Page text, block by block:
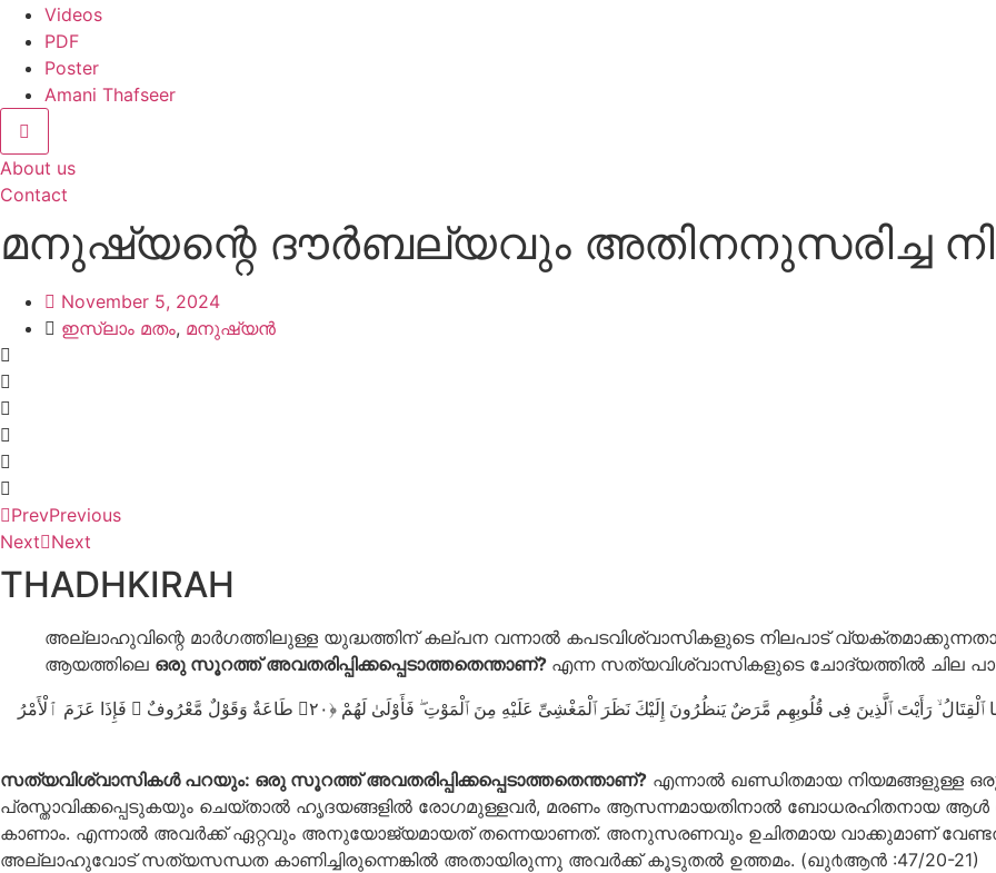
Videos
PDF
Poster
Amani Thafseer
About us
Contact
മനുഷ്യന്റെ ദൗര്‍ബല്യവും അതിനനുസരിച്ച
November 5, 2024
ഇസ്ലാം മതം, മനുഷ്യൻ
PrevPrevious
Next Next
THADHKIRAH
അല്ലാഹുവിന്റെ മാര്‍ഗത്തിലുള്ള യുദ്ധത്തിന് കല്പന വന്നാൽ കപടവിശ്വാസികളുടെ നിലപാട്
ആയത്തിലെ ഒരു സൂറത്ത് അവതരിപ്പിക്കപ്പെടാത്തതെന്താണ്‌? എന്ന സത്യവിശ്വാസികളുടെ ചോദ്യത്തിൽ ചില
وَيَقُولُ ٱلَّذِينَ ءَامَنُوا۟ لَوْلَا نُزِّلَتْ سُورَةٌ ۖ فَإِذَآ أُنزِلَتْ سُورَةٌ مُّحْكَمَةٌ وَذُكِرَ فِيهَا ٱلْقِتَالُ ۙ رَأَيْتَ ٱلَّذِينَ فِى قُلُوبِهِم مَّرَضٌ يَنظُرُونَ إِلَيْكَ نَظَرَ ٱلْمَغْشِىِّ عَلَيْهِ مِنَ ٱلْمَوْتِ ۖ فَأَوْلَىٰ لَهُمْ ‎﴿٢٠﴾‏ طَاعَةٌ وَقَوْلٌ مَّعْرُوفٌ ۚ فَإِذَا عَزَمَ ٱلْأَمْرُ
സത്യവിശ്വാസികള്‍ പറയും: ഒരു സൂറത്ത് അവതരിപ്പിക്കപ്പെടാത്തതെന്താണ്‌? എന്നാല്‍ ഖണ്ഡിതമായ നിയമങ്ങളുള്ള
പ്രസ്താവിക്കപ്പെടുകയും ചെയ്താല്‍ ഹൃദയങ്ങളില്‍ രോഗമുള്ളവര്‍, മരണം ആസന്നമായതിനാല്‍ ബോധരഹിതനായ ആള്‍
കാണാം. എന്നാല്‍ അവര്‍ക്ക് ഏറ്റവും അനുയോജ്യമായത് തന്നെയാണത്‌. അനുസരണവും ഉചിതമായ വാക്കുമാണ് വേണ്ടത്‌.
അല്ലാഹുവോട് സത്യസന്ധത കാണിച്ചിരുന്നെങ്കില്‍ അതായിരുന്നു അവര്‍ക്ക് കൂടുതല്‍ ഉത്തമം. (ഖു൪ആന്‍ :47/20-21)